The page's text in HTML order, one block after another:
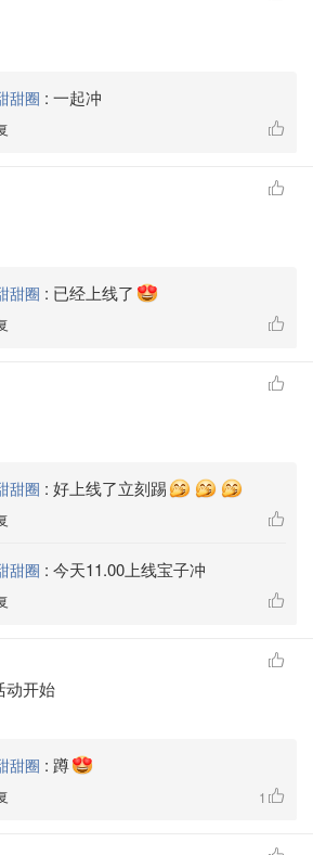
@mcdonalds，版权属于原作者
@mcdonalds，版权属于原作者
鸥联名宣传片，这些玩偶真滴超可爱
甜圈 : 一起冲
甜圈 : 已经上线了
甜圈 : 好上线了立刻踢
甜圈 : 今天11.00上线宝子冲
动开始
甜圈 : 蹲
1